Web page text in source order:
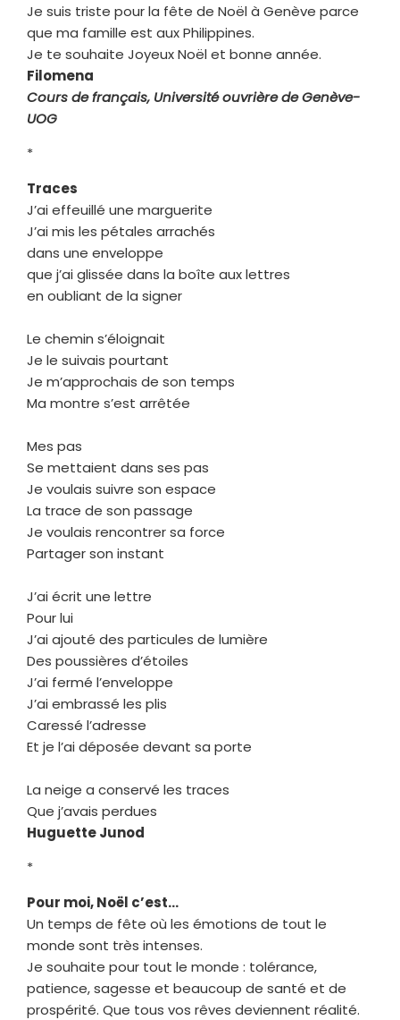
Je suis triste pour la fête de Noël à Genève parce
que ma famille est aux Philippines.
Je te souhaite Joyeux Noël et bonne année.
Filomena
Cours de français, Université ouvrière de Genève-
UOG
*
Traces
J’ai effeuillé une marguerite
J’ai mis les pétales arrachés
dans une enveloppe
que j’ai glissée dans la boîte aux lettres
en oubliant de la signer
Le chemin s’éloignait
Je le suivais pourtant
Je m’approchais de son temps
Ma montre s’est arrêtée
Mes pas
Se mettaient dans ses pas
Je voulais suivre son espace
La trace de son passage
Je voulais rencontrer sa force
Partager son instant
J’ai écrit une lettre
Pour lui
J’ai ajouté des particules de lumière
Des poussières d’étoiles
J’ai fermé l’enveloppe
J’ai embrassé les plis
Caressé l’adresse
Et je l’ai déposée devant sa porte
La neige a conservé les traces
Que j’avais perdues
Huguette Junod
*
Pour moi, Noël c’est…
Un temps de fête où les émotions de tout le
monde sont très intenses.
Je souhaite pour tout le monde : tolérance,
patience, sagesse et beaucoup de santé et de
prospérité. Que tous vos rêves deviennent réalité.